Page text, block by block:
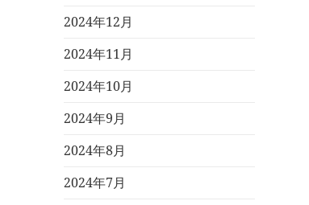
2024年12月
2024年11月
2024年10月
2024年9月
2024年8月
2024年7月